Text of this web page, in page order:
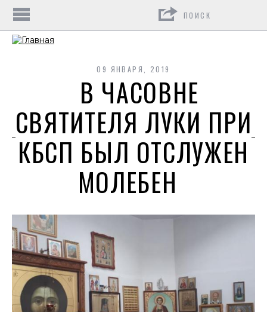
09 ЯНВАРЯ, 2019
В ЧАСОВНЕ
СВЯТИТЕЛЯ ЛУКИ ПРИ
КБСП БЫЛ ОТСЛУЖЕН
МОЛЕБЕН